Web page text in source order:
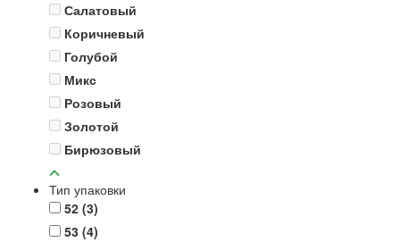
Салатовый
Коричневый
Голубой
Микс
Розовый
Золотой
Бирюзовый
Тип упаковки
52 (3)
53 (4)